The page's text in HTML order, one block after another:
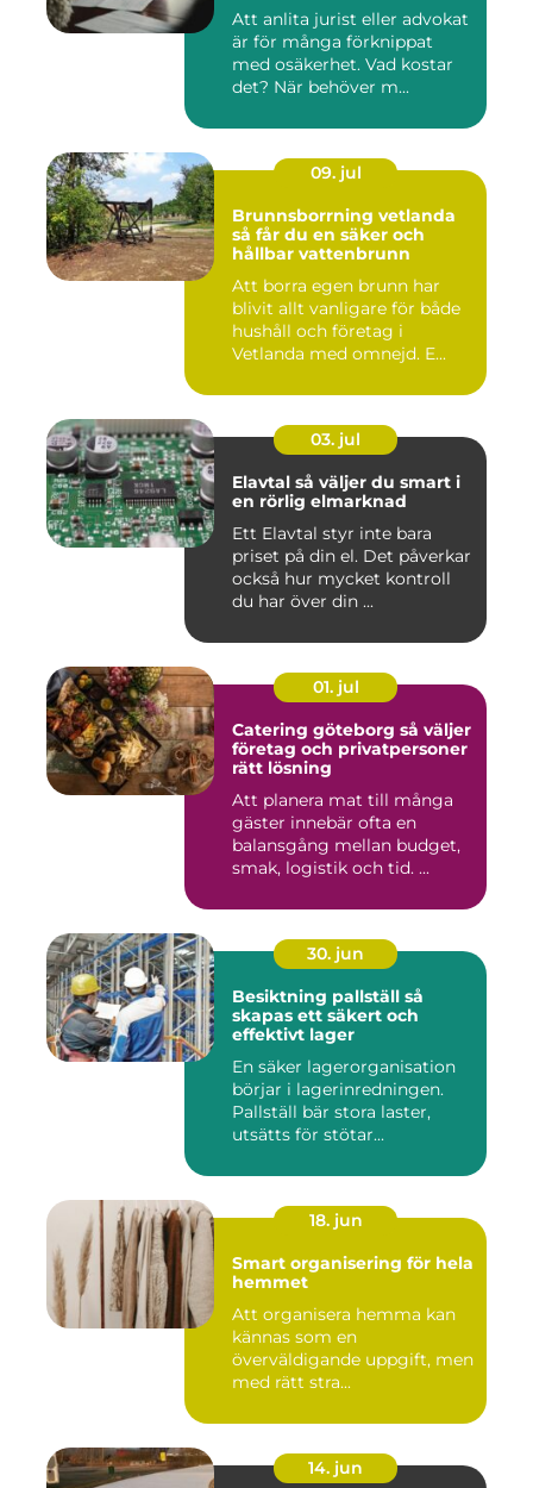
Att anlita jurist eller advokat
är för många förknippat
med osäkerhet. Vad kostar
det? När behöver m...
09. jul
Brunnsborrning vetlanda
så får du en säker och
hållbar vattenbrunn
Att borra egen brunn har
blivit allt vanligare för både
hushåll och företag i
Vetlanda med omnejd. E...
03. jul
Elavtal så väljer du smart i
en rörlig elmarknad
Ett Elavtal styr inte bara
priset på din el. Det påverkar
också hur mycket kontroll
du har över din ...
01. jul
Catering göteborg så väljer
företag och privatpersoner
rätt lösning
Att planera mat till många
gäster innebär ofta en
balansgång mellan budget,
smak, logistik och tid. ...
30. jun
Besiktning pallställ så
skapas ett säkert och
effektivt lager
En säker lagerorganisation
börjar i lagerinredningen.
Pallställ bär stora laster,
utsätts för stötar...
18. jun
Smart organisering för hela
hemmet
Att organisera hemma kan
kännas som en
överväldigande uppgift, men
med rätt stra...
14. jun